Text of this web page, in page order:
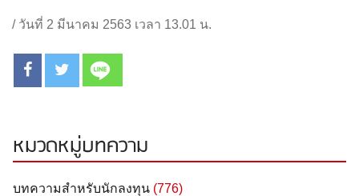
/ วันที่ 2 มีนาคม 2563 เวลา 13.01 น.
หมวดหมู่บทความ
บทความสำหรับนักลงทุน (776)